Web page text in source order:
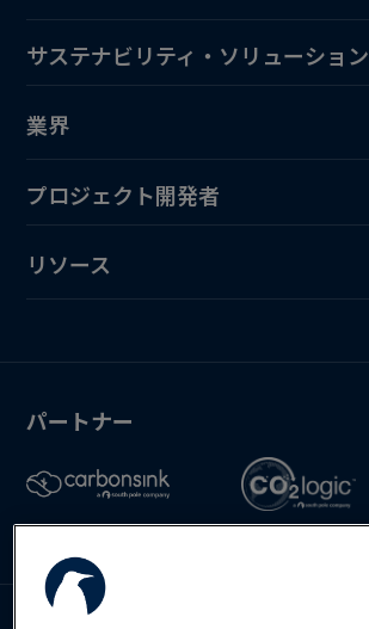
サステナビリティ・ソリューション
業界
プロジェクト開発者
リソース
パートナー